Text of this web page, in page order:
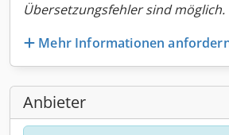
Übersetzungsfehler sind möglich.
Mehr Informationen
Anbieter